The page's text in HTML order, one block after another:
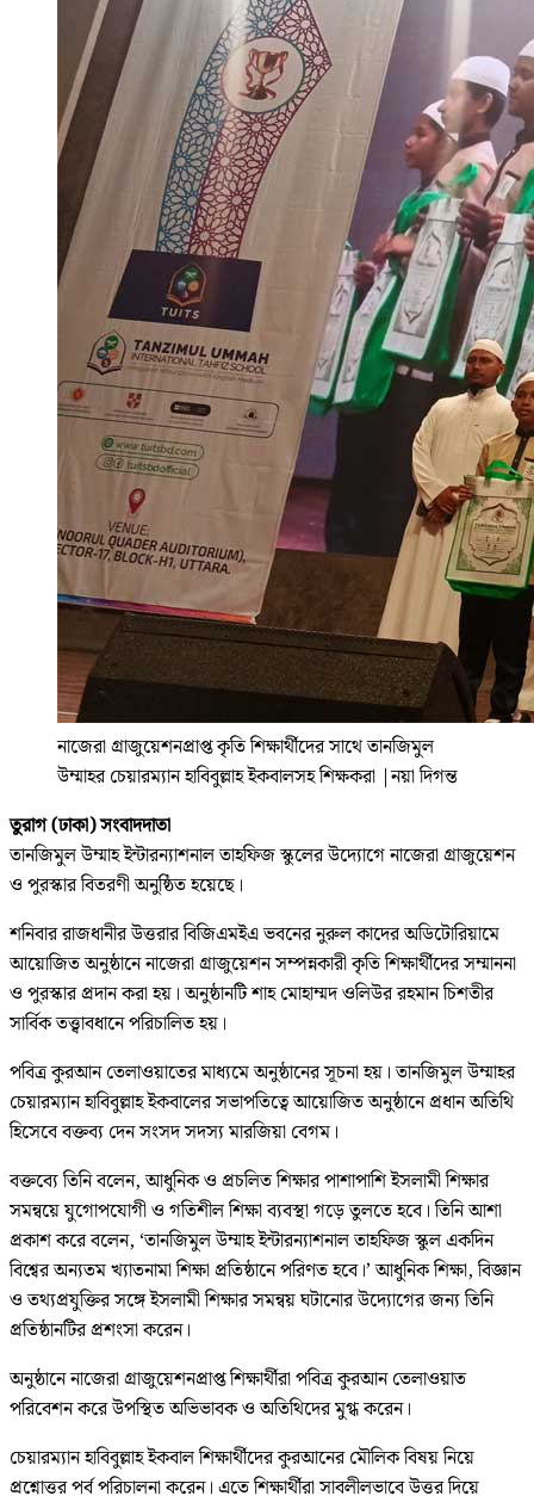
নাজেরা গ্রাজুয়েশনপ্রাপ্ত কৃতি শিক্ষার্থীদের সাথে তানজিমুল
উম্মাহর চেয়ারম্যান হাবিবুল্লাহ ইকবালসহ শিক্ষকরা |নয়া দিগন্ত
তুরাগ (ঢাকা) সংবাদদাতা
তানজিমুল উম্মাহ ইন্টারন্যাশনাল তাহফিজ স্কুলের উদ্যোগে নাজেরা গ্রাজুয়েশন
ও পুরস্কার বিতরণী অনুষ্ঠিত হয়েছে।
শনিবার রাজধানীর উত্তরার বিজিএমইএ ভবনের নুরুল কাদের অডিটোরিয়ামে
আয়োজিত অনুষ্ঠানে নাজেরা গ্রাজুয়েশন সম্পন্নকারী কৃতি শিক্ষার্থীদের সম্মাননা
ও পুরস্কার প্রদান করা হয়। অনুষ্ঠানটি শাহ মোহাম্মদ ওলিউর রহমান চিশতীর
সার্বিক তত্ত্বাবধানে পরিচালিত হয়।
পবিত্র কুরআন তেলাওয়াতের মাধ্যমে অনুষ্ঠানের সূচনা হয়। তানজিমুল উম্মাহর
চেয়ারম্যান হাবিবুল্লাহ ইকবালের সভাপতিত্বে আয়োজিত অনুষ্ঠানে প্রধান অতিথি
হিসেবে বক্তব্য দেন সংসদ সদস্য মারজিয়া বেগম।
বক্তব্যে তিনি বলেন, আধুনিক ও প্রচলিত শিক্ষার পাশাপাশি ইসলামী শিক্ষার
সমন্বয়ে যুগোপযোগী ও গতিশীল শিক্ষা ব্যবস্থা গড়ে তুলতে হবে। তিনি আশা
প্রকাশ করে বলেন, ‘তানজিমুল উম্মাহ ইন্টারন্যাশনাল তাহফিজ স্কুল একদিন
বিশ্বের অন্যতম খ্যাতনামা শিক্ষা প্রতিষ্ঠানে পরিণত হবে।’ আধুনিক শিক্ষা, বিজ্ঞান
ও তথ্যপ্রযুক্তির সঙ্গে ইসলামী শিক্ষার সমন্বয় ঘটানোর উদ্যোগের জন্য তিনি
প্রতিষ্ঠানটির প্রশংসা করেন।
অনুষ্ঠানে নাজেরা গ্রাজুয়েশনপ্রাপ্ত শিক্ষার্থীরা পবিত্র কুরআন তেলাওয়াত
পরিবেশন করে উপস্থিত অভিভাবক ও অতিথিদের মুগ্ধ করেন।
চেয়ারম্যান হাবিবুল্লাহ ইকবাল শিক্ষার্থীদের কুরআনের মৌলিক বিষয় নিয়ে
প্রশ্নোত্তর পর্ব পরিচালনা করেন। এতে শিক্ষার্থীরা সাবলীলভাবে উত্তর দিয়ে